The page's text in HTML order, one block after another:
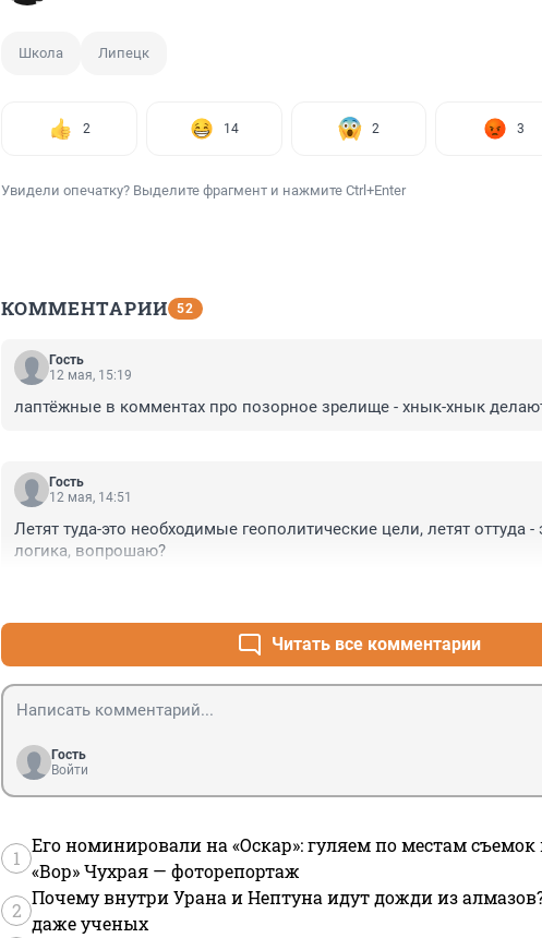
Школа Липецк
2 14 2 3
Увидели опечатку? Выделите фрагмент и нажмите Ctrl+Enter
КОММЕНТАРИИ 52
Гость
12 мая, 15:19
лаптёжные в комментах про позорное зрелище - хнык-хнык
Гость
12 мая, 14:51
Летят туда-это необходимые геополитические цели, летят оттуда
логика, вопрошаю?
Читать все комментарии
Гость
Войти
1
Его номинировали на «Оскар»: гуляем по местам
«Вор» Чухрая — фоторепортаж
2
Почему внутри Урана и Нептуна идут дожди из
даже ученых